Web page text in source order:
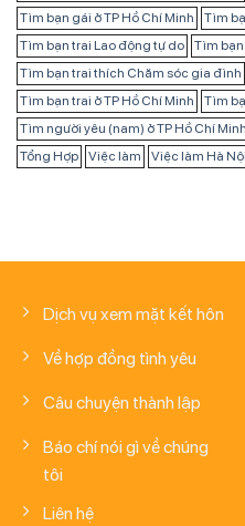
Tìm bạn gái ở TP Hồ Chí Minh
Tìm
Tìm bạn trai Lao động tự do
Tìm
Tìm bạn trai thích Chăm sóc gia đình
Tìm bạn trai ở TP Hồ Chí Minh
Tìm
Tìm người yêu (nam) ở TP Hồ Chí Minh
Tổng Hợp
Việc làm Việc làm Hà Nội
Dịch vụ xem mặt kết hôn
Về hợp đồng tình yêu
Câu chuyện thành lập
Báo chí nói gì về chúng
tôi
Liên hệ